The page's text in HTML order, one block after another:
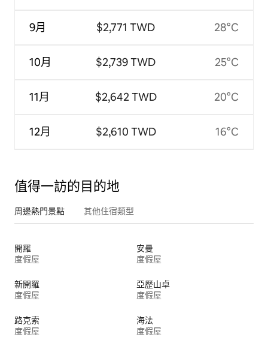
9月
10月
11月
12月
$2,771 TWD
$2,739 TWD
$2,642 TWD
$2,610 TWD
28°C
25°C
20°C
16°C
值得一訪的目的地
周邊熱門景點 其他住宿類型
開羅
度假屋
安曼
度假屋
新開羅
度假屋
亞歷山卓
度假屋
路克索
度假屋
海法
度假屋